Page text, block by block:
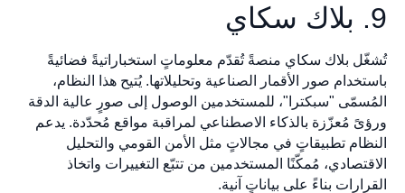
9. بلاك سكاي
تُشغّل بلاك سكاي منصةً تُقدّم معلوماتٍ استخباراتيةً فضائيةً
باستخدام صور الأقمار الصناعية وتحليلاتها. يُتيح هذا النظام،
المُسمّى "سبكترا"، للمستخدمين الوصول إلى صورٍ عالية الدقة
ورؤىً مُعزّزة بالذكاء الاصطناعي لمراقبة مواقع مُحدّدة. يدعم
النظام تطبيقاتٍ في مجالاتٍ مثل الأمن القومي والتحليل
الاقتصادي، مُمكّنًا المستخدمين من تتبّع التغييرات واتخاذ
القرارات بناءً على بياناتٍ آنية.